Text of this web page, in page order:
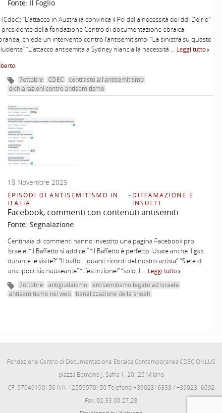
Fonte: Il Foglio
“L’attacco in Australia convinca il Pd della necessità del ddl Delrio”
presidente della fondazione Centro di documentazione ebraica
chiede un intervento contro l’antisemitismo: “La sinistra su questo
“L’attacco antisemita a Sydney rilancia la necessità … Leggi tutto
7ottobre CDEC
contrasto all'antisemitismo
dichiarazioni contro antisemitismo
18 Novembre 2025
EPISODI DI ANTISEMITISMO IN
ITALIA
–DIFFAMAZIONE E
INSULTI
Facebook, commenti con contenuti antisemiti
Fonte: Segnalazione
Centinaia di commenti hanno investito una pagina Facebook pro
Israele. “Il Baffetto si addice!” “Il Baffetto è perfetto. Usate anche il gas
durante le visite?” “Il baffo… quanti ricordi del nostro artista” “Siete di
una ipocrisia nauseante” “L’estinzione!” “solo il … Leggi tutto
7ottobre antigiudaismo
antisemitismo legato ad Israele
antisemitismo nel web
banalizzazione della shoah
Fondazione Centro di Documentazione Ebraica Contemporanea CDEC ONLUS
piazza Edmond J. Safra 1, 20125 Milano
CF: 97049190156 IVA: 12559570150 Telefono +3902316338 / +3902316092
Fax: 02.33.60.27.28